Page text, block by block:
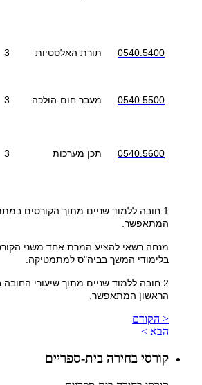
0540.5400 תורת האלסטיות 3
0540.5500 מעבר חום-הולכה 3
0540.5600 תכן מערכות 3
1.חובה ללמוד שניים מתוך הקורסים
המתאפשר.
מנחה רשאי להציע המרת אחד משני
בלימודי המשך בביה"ס למתמטיקה.
2.חובה ללמוד שניים מתוך שיעורי
הראשון המתאפשר.
< הקודם
הבא >
קורסי בחירה בית-ספריים